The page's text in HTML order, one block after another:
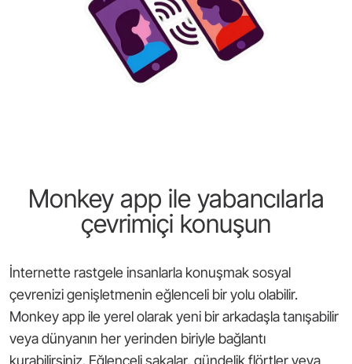
Monkey app ile yabancılarla
çevrimiçi konuşun
İnternette rastgele insanlarla konuşmak sosyal
çevrenizi genişletmenin eğlenceli bir yolu olabilir.
Monkey app ile yerel olarak yeni bir arkadaşla tanışabilir
veya dünyanın her yerinden biriyle bağlantı